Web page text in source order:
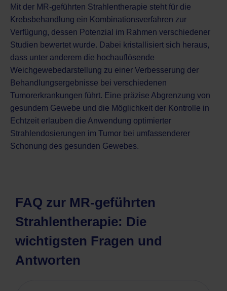
Mit der MR-geführten Strahlentherapie steht für die
Krebsbehandlung ein Kombinationsverfahren zur
Verfügung, dessen Potenzial im Rahmen verschiedener
Studien bewertet wurde. Dabei kristallisiert sich heraus,
dass unter anderem die hochauflösende
Weichgewebedarstellung zu einer Verbesserung der
Behandlungsergebnisse bei verschiedenen
Tumorerkrankungen führt. Eine präzise Abgrenzung von
gesundem Gewebe und die Möglichkeit der Kontrolle in
Echtzeit erlauben die Anwendung optimierter
Strahlendosierungen im Tumor bei umfassenderer
Schonung des gesunden Gewebes.
FAQ zur MR-geführten
Strahlentherapie: Die
wichtigsten Fragen und
Antworten